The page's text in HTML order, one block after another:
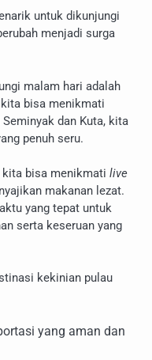
untuk dikunjungi
menjadi surga
malam hari adalah
kita bisa menikmati
dan Kuta, kita
penuh seru.
kita bisa menikmati live
makanan lezat.
yang tepat untuk
serta keseruan yang
kekinian pulau
yang aman dan